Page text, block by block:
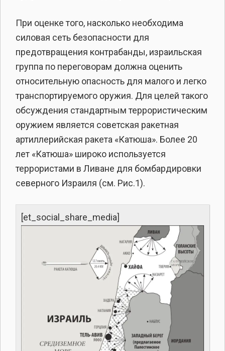
При оценке того, насколько необходима
силовая сеть безопасности для
предотвращения контрабанды, израильская
группа по переговорам должна оценить
относительную опасность для малого и легко
транспортируемого оружия. Для целей такого
обсуждения стандартным террористическим
оружием является советская ракетная
артиллерийская ракета «Катюша». Более 20
лет «Катюша» широко используется
террористами в Ливане для бомбардировки
северного Израиля (см. Рис.1).
[et_social_share_media]